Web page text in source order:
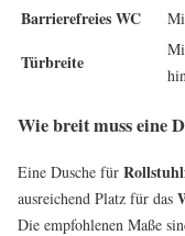
Barrierefreies WC
Türbreite
Wie breit muss eine
Eine Dusche für
ausreichend Platz für das
Die empfohlenen Maße